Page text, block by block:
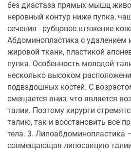
без диастаза прямых мышц
неровный контур ниже пупка,
сечения - рубцовое втяжение
Абдоминопластика с удалением
жировой ткани, пластикой
пупка. Особенность молодой
несколько высоком
подвздошных костей. С
смещается вниз, что является
талии. Поэтому хирурги
талию, так и восстановить все
тела. 3. Липоабдоминопластика
совмещающая липосакцию